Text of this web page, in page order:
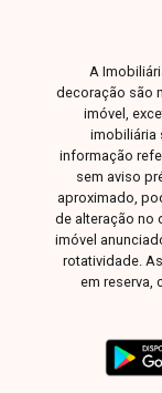
A
decoração são
imóvel,
imobiliária
informação
sem aviso
aproximado,
de alteração no
imóvel
rotatividade.
em reserva,